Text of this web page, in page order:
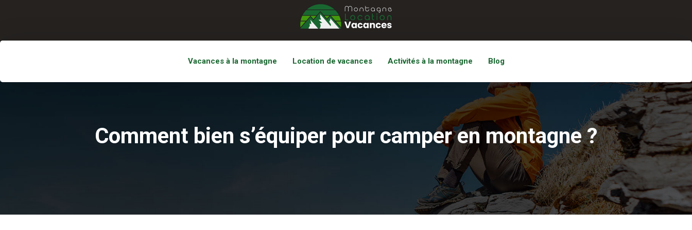
Vacances à la montagne Location de vacances Activités à la montagne Blog
Comment bien s’équiper pour camper en montagne ?